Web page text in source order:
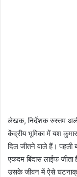
लेखक, निर्देशक रुस्तम
केंद्रीय भूमिका में यश
दिल जीतने वाले हैं।
एकदम बिंदास लाईफ
उसके जीवन में ऐसे